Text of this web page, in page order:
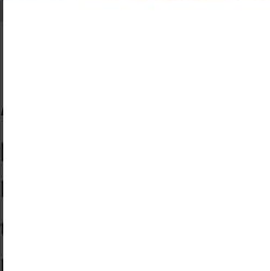
Lượng calo
Ăn bánh tráng
[1] Chúng ta ăn một bịch
bạn đã nạp vào cơ thể
thành cần đốt cháy và